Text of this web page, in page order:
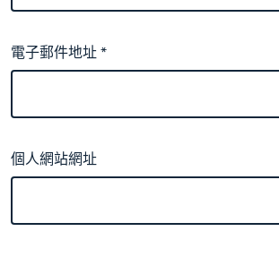
電子郵件地址*
個人網站網址